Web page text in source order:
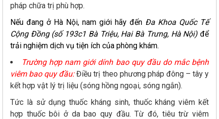
pháp chữa trị phù hợp.
Nếu đang ở Hà Nội, nam giới hãy đến Đa Khoa Quốc Tế
Cộng Đồng (số 193c1 Bà Triệu, Hai Bà Trưng, Hà Nội) để
trải nghiệm dịch vụ tiện ích của phòng khám.
Trường hợp nam giới dính bao quy đầu do mắc bệnh
viêm bao quy đầu:Điều trị theo phương pháp đông – tây y
kết hợp vật lý trị liệu (sóng hồng ngoại, sóng ngắn).
Tức là sử dụng thuốc kháng sinh, thuốc kháng viêm kết
hợp thuốc bôi ở da bao quy đầu. Từ đó, tiêu trừ viêm